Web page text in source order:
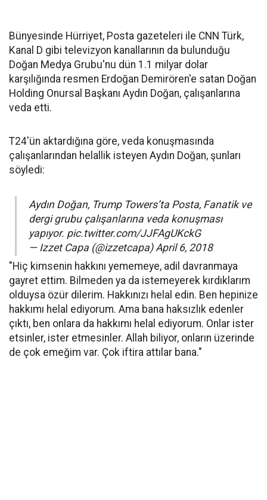
Bünyesinde Hürriyet, Posta gazeteleri ile CNN Türk,
Kanal D gibi televizyon kanallarının da bulunduğu
Doğan Medya Grubu'nu dün 1.1 milyar dolar
karşılığında resmen Erdoğan Demirören'e satan Doğan
Holding Onursal Başkanı Aydın Doğan, çalışanlarına
veda etti.
T24'ün aktardığına göre, veda konuşmasında
çalışanlarından helallik isteyen Aydın Doğan, şunları
söyledi:
Aydın Doğan, Trump Towers’ta Posta, Fanatik ve
dergi grubu çalışanlarına veda konuşması
yapıyor. pic.twitter.com/JJFAgUKckG
— Izzet Capa (@izzetcapa) April 6, 2018
"Hiç kimsenin hakkını yememeye, adil davranmaya
gayret ettim. Bilmeden ya da istemeyerek kırdıklarım
olduysa özür dilerim. Hakkınızı helal edin. Ben hepinize
hakkımı helal ediyorum. Ama bana haksızlık edenler
çıktı, ben onlara da hakkımı helal ediyorum. Onlar ister
etsinler, ister etmesinler. Allah biliyor, onların üzerinde
de çok emeğim var. Çok iftira attılar bana."